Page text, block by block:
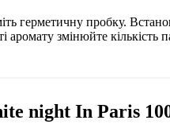
герметичну пробку.
змінюйте кількість
night In Paris